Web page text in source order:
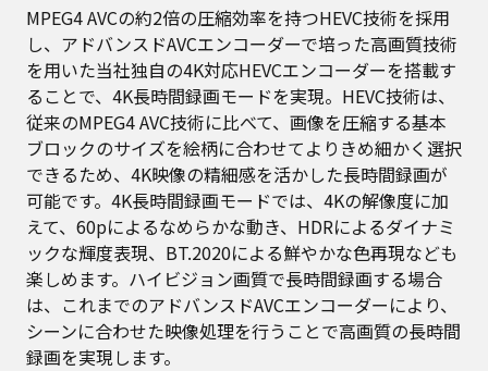
MPEG4 AVCの約2倍の圧縮効率を持つHEVC技術を採用
し、アドバンスドAVCエンコーダーで培った高画質技術
を用いた当社独自の4K対応HEVCエンコーダーを搭載す
ることで、4K長時間録画モードを実現。HEVC技術は、
従来のMPEG4 AVC技術に比べて、画像を圧縮する基本
ブロックのサイズを絵柄に合わせてよりきめ細かく選択
できるため、4K映像の精細感を活かした長時間録画が
可能です。4K長時間録画モードでは、4Kの解像度に加
えて、60pによるなめらかな動き、HDRによるダイナミ
ックな輝度表現、BT.2020による鮮やかな色再現なども
楽しめます。ハイビジョン画質で長時間録画する場合
は、これまでのアドバンスドAVCエンコーダーにより、
シーンに合わせた映像処理を行うことで高画質の長時間
録画を実現します。